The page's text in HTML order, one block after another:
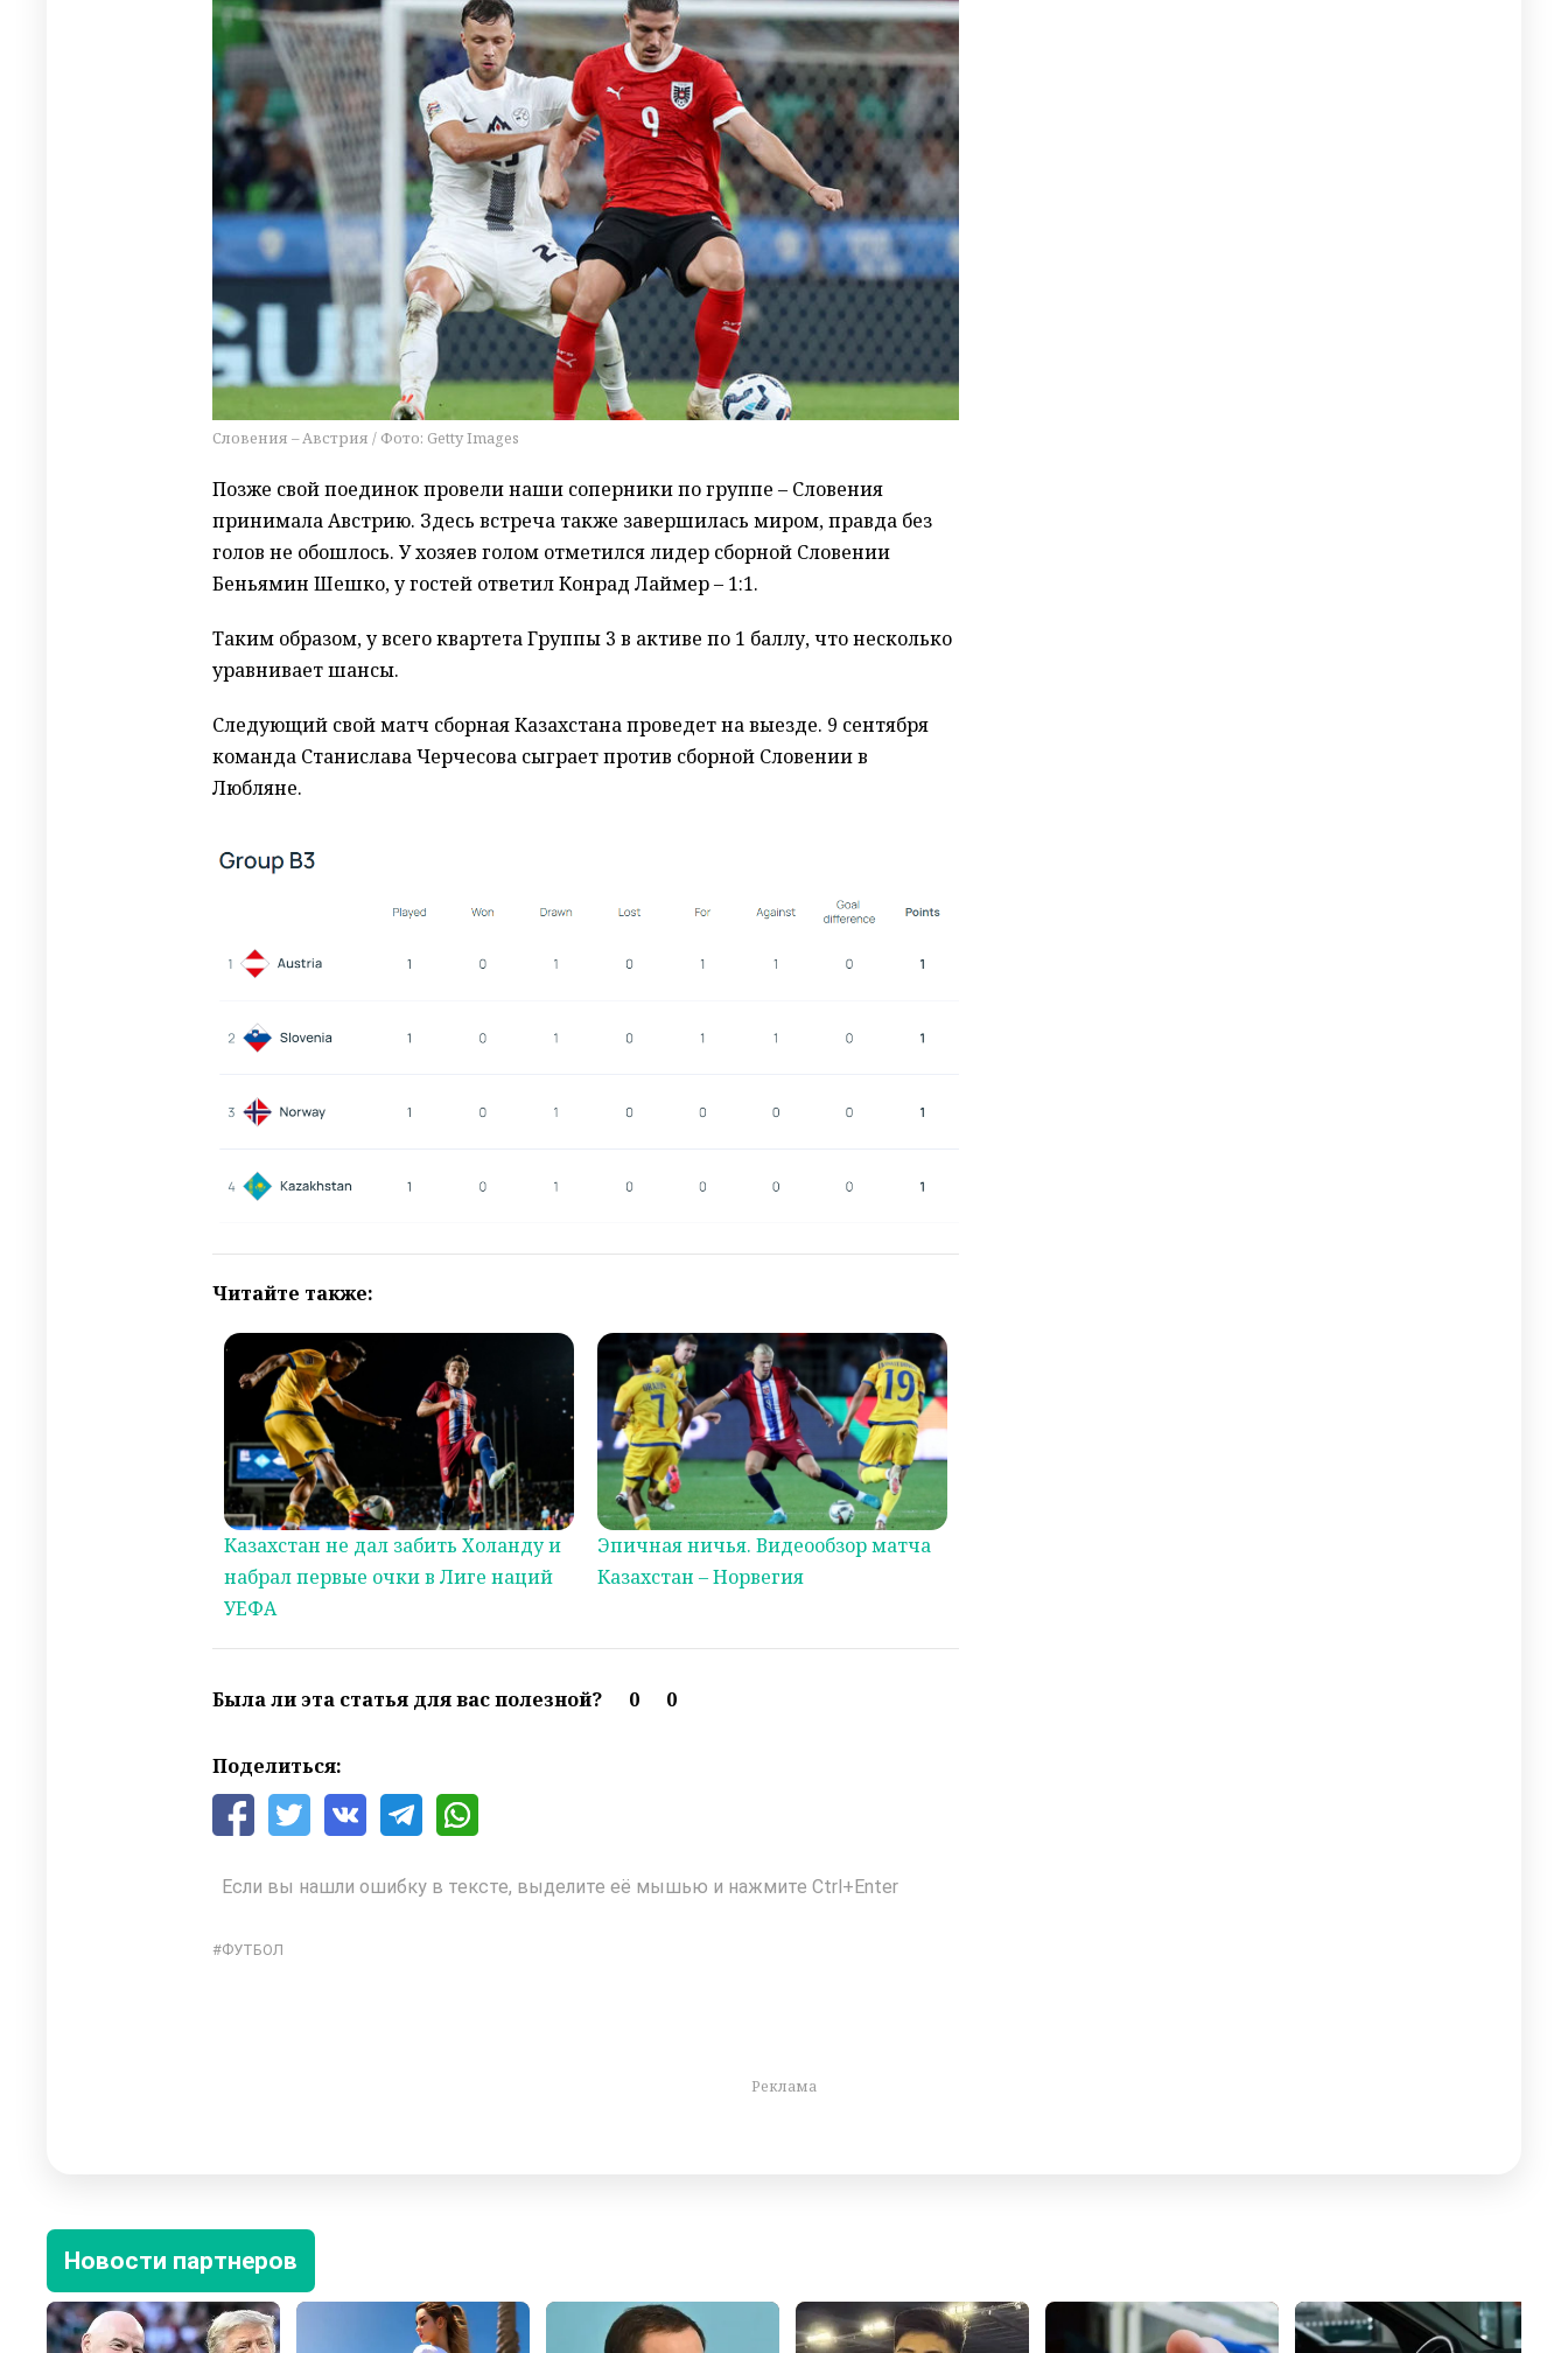
Словения – Австрия / Фото: Getty Images
Позже свой поединок провели наши соперники по группе – Словения
принимала Австрию. Здесь встреча также завершилась миром, правда без
голов не обошлось. У хозяев голом отметился лидер сборной Словении
Беньямин Шешко, у гостей ответил Конрад Лаймер – 1:1.
Таким образом, у всего квартета Группы 3 в активе по 1 баллу, что несколько
уравнивает шансы.
Следующий свой матч сборная Казахстана проведет на выезде. 9 сентября
команда Станислава Черчесова сыграет против сборной Словении в
Любляне.
Читайте также:
Казахстан не дал забить Холанду и
набрал первые очки в Лиге наций
УЕФА
Эпичная ничья. Видеообзор матча
Казахстан – Норвегия
Была ли эта статья для вас полезной? 0 0
Поделиться:
Если вы нашли ошибку в тексте, выделите её мышью и нажмите Ctrl+Enter
ФУТБОЛ
Новости партнеров